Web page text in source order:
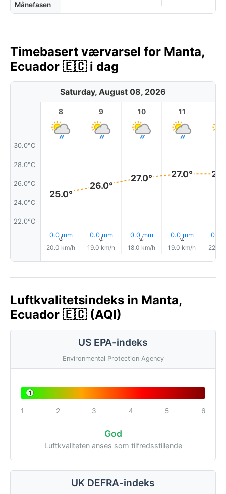
Månefasen
Timebasert værvarsel for Manta,
Ecuador 🇪🇨 i dag
Saturday, August 08, 2026
30.0°C
28.0°C
26.0°C
24.0°C
22.0°C
8
25.0°
0.0 mm
↑
20.0 km/h
9
26.0°
0.0 mm
↑
19.0 km/h
10
27.0°
0.0 mm
↑
18.0 km/h
11
27.0°
0.0 mm
↑
19.0 km/h
0.0
22.0
Luftkvalitetsindeks in Manta,
Ecuador 🇪🇨 (AQI)
US EPA-indeks
Environmental Protection Agency
1
1 2 3 4 5 6
God
Luftkvaliteten anses som tilfredsstillende
UK DEFRA-indeks